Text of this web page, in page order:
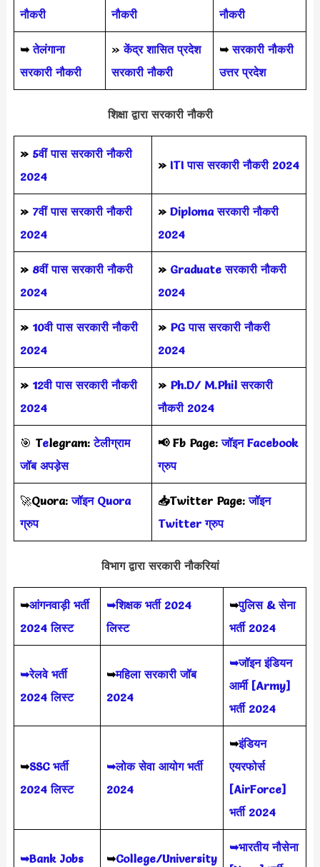
नौकरी
नौकरी
नौकरी
➥तेलंगाना
सरकारी नौकरी
»केंद्र शासित प्रदेश
सरकारी नौकरी
➥ सरकारी नौकरी
उत्तर प्रदेश
शिक्षा द्वारा सरकारी नौकरी
» 5वीं पास सरकारी नौकरी
2024
» ITI पास सरकारी नौकरी 2024
» 7वीं पास सरकारी नौकरी
2024
» Diploma सरकारी नौकरी
2024
» 8वीं पास सरकारी नौकरी
2024
» Graduate सरकारी नौकरी
2024
» 10वी पास सरकारी नौकरी
2024
» PG पास सरकारी नौकरी
2024
» 12वी पास सरकारी नौकरी
2024
» Ph.D/ M.Phil सरकारी
नौकरी 2024
🎯 Telegram: टेलीग्राम
जॉब अपड़ेस
📢 Fb Page:जॉइन Facebook
ग्रुप
🚀Quora:जॉइन Quora
ग्रुप
📥Twitter Page:जॉइन
Twitter ग्रुप
विभाग द्वारा सरकारी नौकरियां
➥आंगनवाड़ी भर्ती
2024 लिस्ट
➥शिक्षक भर्ती 2024
लिस्ट
➥पुलिस & सेना
भर्ती 2024
➥रेलवे भर्ती
2024 लिस्ट
➥महिला सरकारी जॉब
2024
➥जॉइन इंडियन
आर्मी [Army]
भर्ती 2024
➥SSC भर्ती
2024 लिस्ट
➥लोक सेवा आयोग भर्ती
2024
➥इंडियन
एयरफोर्स
[AirForce]
भर्ती 2024
➥Bank Jobs
➥College/University
➥भारतीय नौसेना